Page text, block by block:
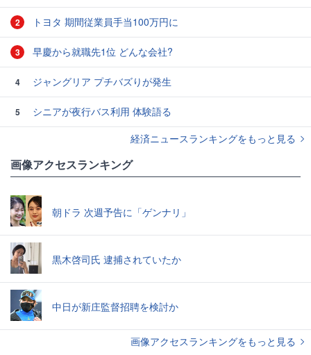
2 トヨタ 期間従業員手当100万円に
3 早慶から就職先1位 どんな会社?
4 ジャングリア プチバズりが発生
5
シニアが夜行バス利用 体験語る
経済ニュースランキングをもっと見る
画像アクセスランキング
朝ドラ 次週予告に「ゲンナリ」
黒木啓司氏 逮捕されていたか
中日が新庄監督招聘を検討か
画像アクセスランキングをもっと見る